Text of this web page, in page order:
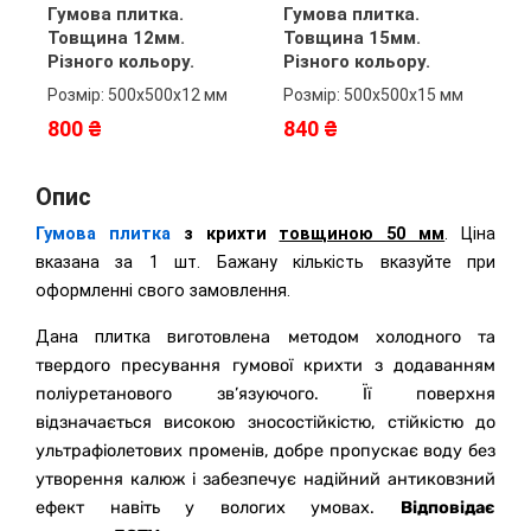
Гумова плитка.
Товщина 12мм.
Різного кольору.
Розмір: 500х500х12 мм
800 ₴
Гумова плитка.
Товщина 15мм.
Різного кольору.
Розмір: 500х500х15 мм
840 ₴
Опис
Гумова плитказ крихти товщиною 50 мм. Ціна
вказана за 1 шт. Бажану кількість вказуйте при
оформленні свого замовлення.
Дана плитка виготовлена методом холодного та
твердого пресування гумової крихти з додаванням
поліуретанового зв’язуючого. Її поверхня
відзначається високою зносостійкістю, стійкістю до
ультрафіолетових променів, добре пропускає воду без
утворення калюж і забезпечує надійний антиковзний
ефект навіть у вологих умовах. Відповідає